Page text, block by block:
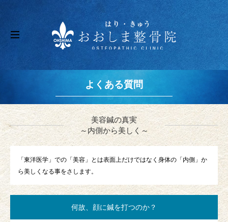
よくある質問
美容鍼の真実
～内側から美しく～
「東洋医学」での「美容」とは表面上だけではなく身体の「内側」か
ら美しくなる事をさします。
何故、顔に鍼を打つのか？